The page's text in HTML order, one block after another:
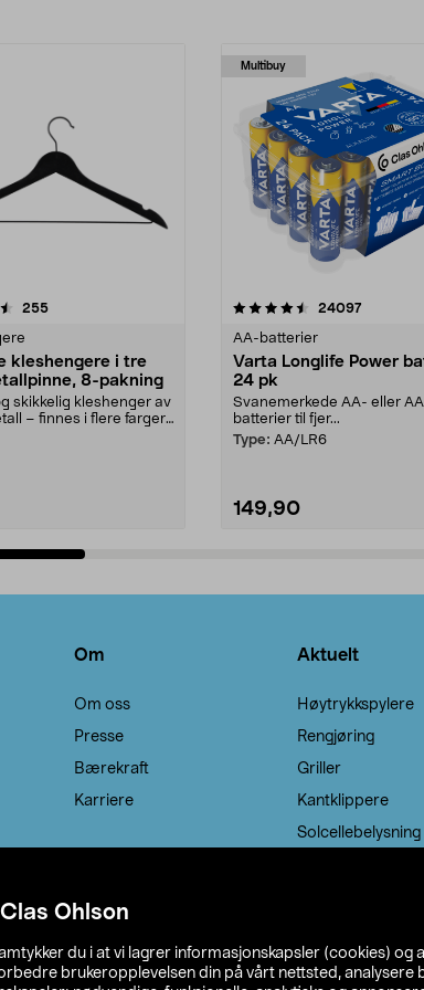
Ohlson
du i at vi lagrer informasjonskapsler (cookies) og
brukeropplevelsen din på vårt nettsted, analysere
255anmeldelser
kleshengere i tre
8-pakning
skikkelig kleshenger av
– finnes i flere farger.
Multibuy
4.5av 5 stjerner 24097
AA-batterier
Varta Longlife Power
24 pk
Svanemerkede AA- eller
batterier til fjer...
Type: AA/LR6
149,90
4.5av 5 stjerner
Om
Om oss
Presse
Bærekraft
Karriere
Aktuelt
Høytrykkspylere
Rengjøring
Griller
Kantklippere
Solcellebelysning